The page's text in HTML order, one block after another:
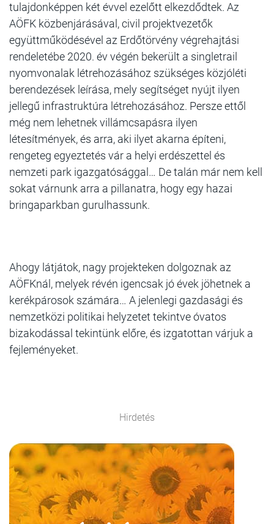
tulajdonképpen két évvel ezelőtt elkezdődtek. Az
AÖFK közbenjárásával, civil projektvezetők
együttműködésével az Erdőtörvény végrehajtási
rendeletébe 2020. év végén bekerült a singletrail
nyomvonalak létrehozásához szükséges közjóléti
berendezések leírása, mely segítséget nyújt ilyen
jellegű infrastruktúra létrehozásához. Persze ettől
még nem lehetnek villámcsapásra ilyen
létesítmények, és arra, aki ilyet akarna építeni,
rengeteg egyeztetés vár a helyi erdészettel és
nemzeti park igazgatósággal… De talán már nem kell
sokat várnunk arra a pillanatra, hogy egy hazai
bringaparkban gurulhassunk.
Ahogy látjátok, nagy projekteken dolgoznak az
AÖFKnál, melyek révén igencsak jó évek jöhetnek a
kerékpárosok számára… A jelenlegi gazdasági és
nemzetközi politikai helyzetet tekintve óvatos
bizakodással tekintünk előre, és izgatottan várjuk a
fejleményeket.
Hirdetés